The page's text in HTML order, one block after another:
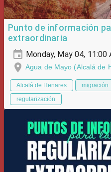
Punto de información
extraordinaria
Monday, May 04,
Agua de Mayo (Alcalá de
Alcalá de Henares migración
regularización